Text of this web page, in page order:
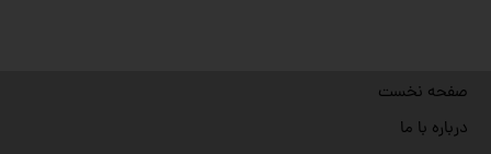
صفحه نخست
درباره با ما